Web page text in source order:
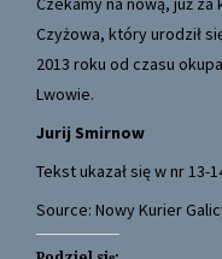
Czyżowa, który urodził
2013 roku od czasu
Lwowie.
Jurij Smirnow
Tekst ukazał się w nr 13-
Source: Nowy Kurier